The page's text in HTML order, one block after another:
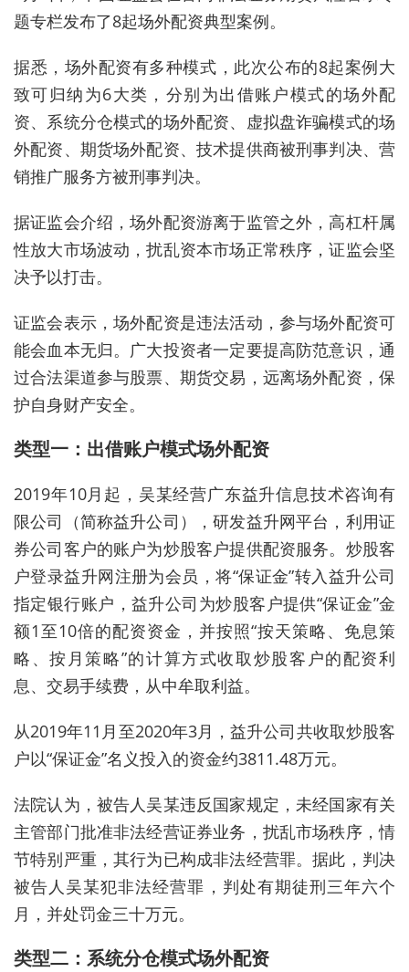
题专栏发布了8起场外配资典型案例。
据悉， 场外配资有多种模式，此次公布的8起案例大
致可归纳为6大类，分别为出借账户模式的场外配
资、系统分仓模式的场外配资、虚拟盘诈骗模式的场
外配资、期货场外配资、技术提供商被刑事判决、营
销推广服务方被刑事判决。
据证监会介绍，场外配资游离于监管之外，高杠杆属
性放大市场波动，扰乱资本市场正常秩序，证监会坚
决予以打击。
证监会表示，场外配资是违法活动，参与场外配资可
能会血本无归。广大投资者一定要提高防范意识，通
过合法渠道参与股票、期货交易，远离场外配资 ，保
护自身财产安全。
类型一：出借账户模式场外配资
2019年10月起，吴某经营广东益升信息技术咨询有
限公司（简称益升公司），研发益升网平台，利用证
券公司客户的账户为炒股客户提供配资服务。炒股客
户登录益升网注册为会员，将“保证金”转入益升公司
指定银行账户，益升公司为炒股客户提供“保证金”金
额1至10倍的配资资金，并按照“按天策略、免息策
略、按月策略”的计算方式收取炒股客户的配资利
息、交易手续费，从中牟取利益。
从2019年11月至2020年3月，益升公司共收取炒股客
户以“保证金”名义投入的资金约3811.48万元。
法院认为，被告人吴某违反国家规定，未经国家有关
主管部门批准非法经营证券业务，扰乱市场秩序，情
节特别严重，其行为已构成非法经营罪。据此，判决
被告人吴某犯非法经营罪，判处有期徒刑三年六个
月，并处罚金三十万元。
类型二：系统分仓模式场外配资